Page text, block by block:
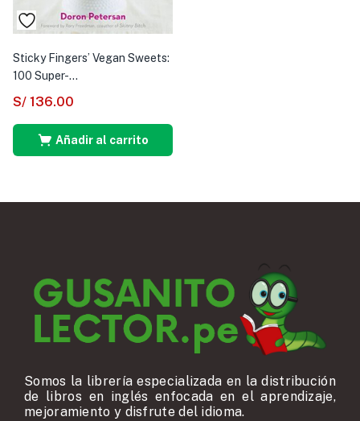
Sticky Fingers’ Vegan Sweets:
100 Super-...
S/ 136.00
Añadir al carrito
Somos la librería especializada en la distribución
de libros en inglés enfocada en el aprendizaje,
mejoramiento y disfrute del idioma.